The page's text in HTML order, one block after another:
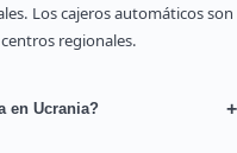
Los cajeros automáticos son
regionales.
en Ucrania? +